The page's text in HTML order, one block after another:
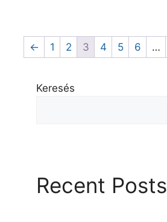
← 1 2 3 4 5 6 …
Keresés
Recent Posts